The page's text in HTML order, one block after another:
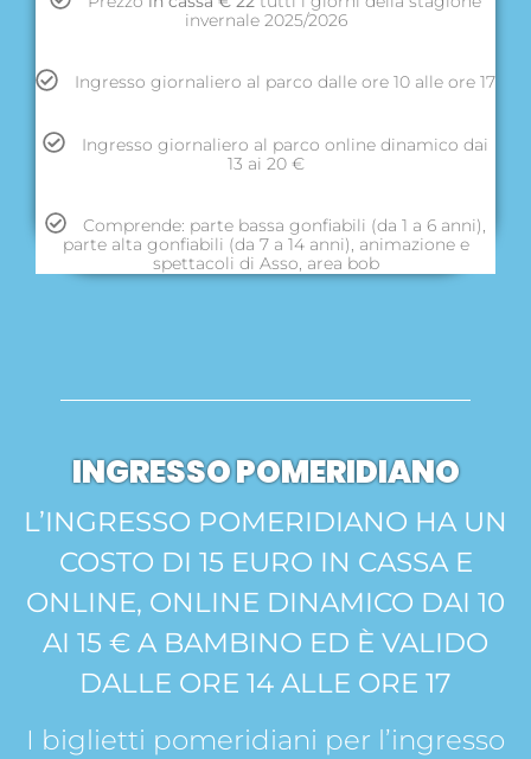
invernale 2025/2026
Ingresso giornaliero al parco dalle ore 10 alle ore 17
Ingresso giornaliero al parco online dinamico dai
13 ai 20 €
Comprende: parte bassa gonfiabili (da 1 a 6 anni),
parte alta gonfiabili (da 7 a 14 anni), animazione e
spettacoli di Asso, area bob
INGRESSO POMERIDIANO
L’INGRESSO POMERIDIANO HA UN
COSTO DI 15 EURO IN CASSA E
ONLINE, ONLINE DINAMICO DAI 10
AI 15 € A BAMBINO ED È VALIDO
DALLE ORE 14 ALLE ORE 17
I biglietti pomeridiani per l’ingresso